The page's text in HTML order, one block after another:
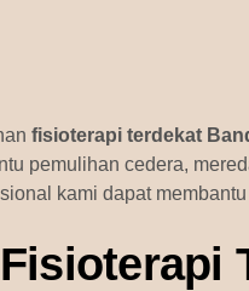
fisioterapi terdekat
pemulihan cedera,
kami dapat